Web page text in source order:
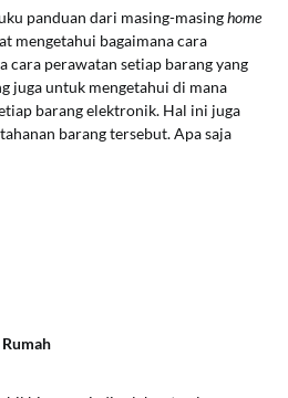
panduan dari masing-masinghome
mengetahui bagaimana cara
cara perawatan setiap barang yang
juga untuk mengetahui di mana
barang elektronik. Hal ini juga
barang tersebut. Apa saja